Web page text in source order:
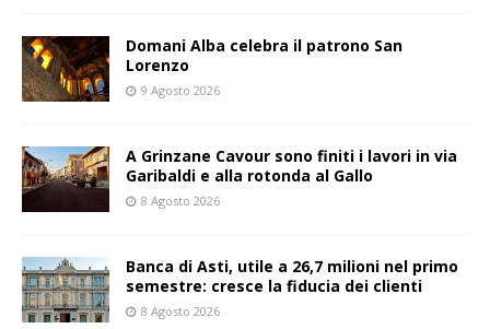
Domani Alba celebra il patrono San
Lorenzo
9 Agosto 2026
A Grinzane Cavour sono finiti i lavori in via
Garibaldi e alla rotonda al Gallo
8 Agosto 2026
Banca di Asti, utile a 26,7 milioni nel primo
semestre: cresce la fiducia dei clienti
8 Agosto 2026